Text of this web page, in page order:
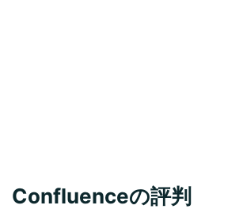
Confluenceの評判